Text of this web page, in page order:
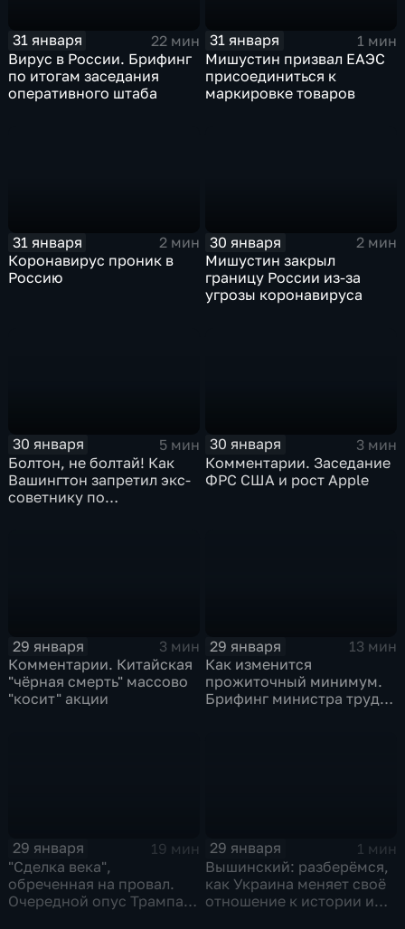
31 января
22 мин
Вирус в России. Брифинг
по итогам заседания
оперативного штаба
31 января
1 мин
Мишустин призвал ЕАЭС
присоединиться к
маркировке товаров
31 января
2 мин
Коронавирус проник в
Россию
30 января
2 мин
Мишустин закрыл
границу России из-за
угрозы коронавируса
30 января
5 мин
Болтон, не болтай! Как
Вашингтон запретил экс-
советнику по
30 января
3 мин
Комментарии. Заседание
ФРС США и рост Apple
29 января
3 мин
Комментарии. Китайская
"чёрная смерть" массово
"косит" акции
29 января
13 мин
Как изменится
прожиточный минимум.
Брифинг министра труда
29 января
19 мин
"Сделка века",
обреченная на провал.
Очередной опус Трампа.
29 января
1 мин
Вышинский: разберёмся,
как Украина меняет своё
отношение к истории и